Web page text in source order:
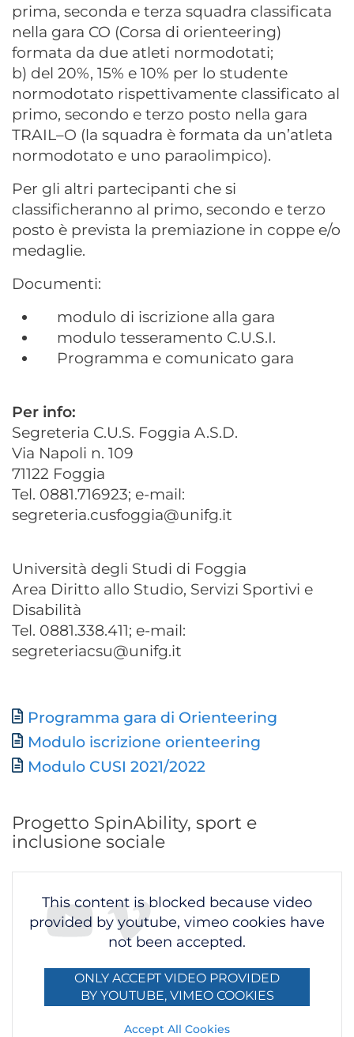
prima, seconda e terza squadra classificata
nella gara CO (Corsa di orienteering)
formata da due atleti normodotati;
b) del 20%, 15% e 10% per lo studente
normodotato rispettivamente classificato al
primo, secondo e terzo posto nella gara
TRAIL–O (la squadra è formata da un’atleta
normodotato e uno paraolimpico).
Per gli altri partecipanti che si
classificheranno al primo, secondo e terzo
posto è prevista la premiazione in coppe e/o
medaglie.
Documenti:
modulo di iscrizione alla gara
modulo tesseramento C.U.S.I.
Programma e comunicato gara
Per info:
Segreteria C.U.S. Foggia A.S.D.
Via Napoli n. 109
71122 Foggia
Tel. 0881.716923; e-mail:
segreteria.cusfoggia@unifg.it
Università degli Studi di Foggia
Area Diritto allo Studio, Servizi Sportivi e
Disabilità
Tel. 0881.338.411; e-mail:
segreteriacsu@unifg.it
Documento
Programma gara di Orienteering
Modulo iscrizione orienteering
Modulo CUSI 2021/2022
Progetto SpinAbility, sport e
inclusione sociale
This content is blocked because video
provided by youtube, vimeo cookies have
not been accepted.
ONLY ACCEPT VIDEO PROVIDED
BY YOUTUBE, VIMEO COOKIES
Accept All Cookies